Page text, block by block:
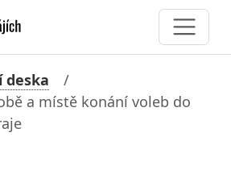
deska
a místě konání voleb do